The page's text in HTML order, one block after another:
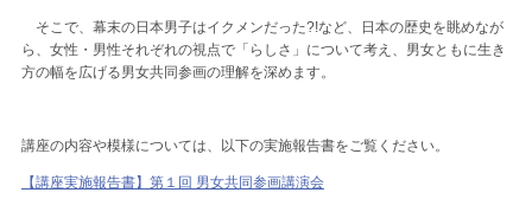
そこで、幕末の日本男子はイクメンだった?!など、日本の歴史を眺めなが
ら、女性・男性それぞれの視点で「らしさ」について考え、男女ともに生き
方の幅を広げる男女共同参画の理解を深めます。
講座の内容や模様については、以下の実施報告書をご覧ください。
【講座実施報告書】第１回 男女共同参画講演会